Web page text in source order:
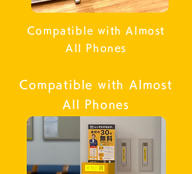
Compatible with Almost
All Phones
Compatible with Almost
All Phones